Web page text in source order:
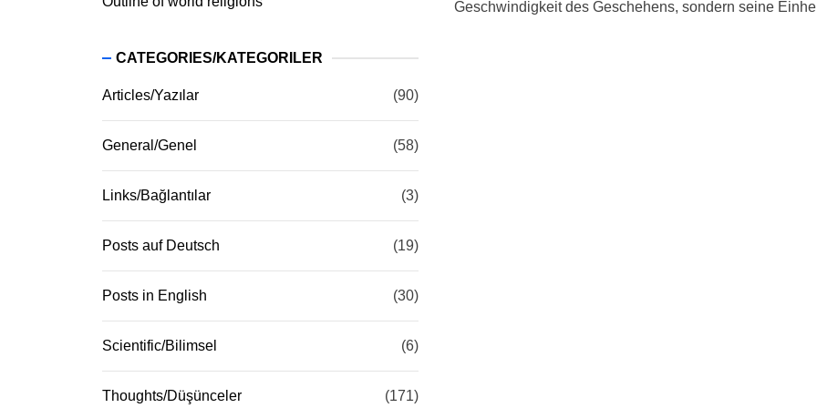
Geschwindigkeit des Geschehens, sondern seine
CATEGORIES/KATEGORILER
Articles/Yazılar (90)
General/Genel (58)
Links/Bağlantılar (3)
Posts auf Deutsch (19)
Posts in English (30)
Scientific/Bilimsel (6)
Thoughts/Düşünceler (171)